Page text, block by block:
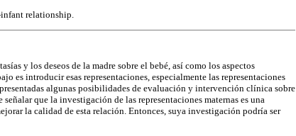
relationship.
y los deseos de la madre sobre el bebé, así como los aspectos
es introducir esas representaciones, especialmente las representaciones
algunas posibilidades de evaluación y intervención clínica sobre
que la investigación de las representaciones maternas es una
la calidad de esta relación. Entonces, suya investigación podría ser